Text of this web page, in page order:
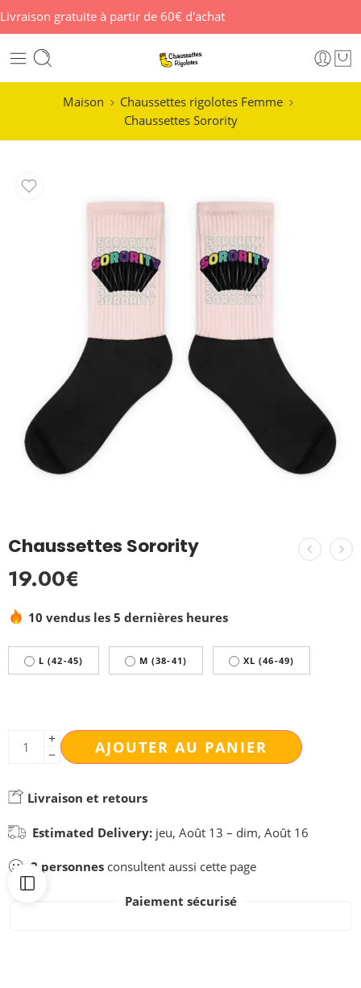
Livraison gratuite à partir de 60€ d'achat
Maison
Chaussettes rigolotes Femme
Chaussettes Sorority
Chaussettes Sorority
19.00€
10 vendus les 5 dernières heures
L (42-45) M (38-41) XL (46-49)
AJOUTER AU PANIER
Livraison et retours
Estimated Delivery: jeu, Août 13 – dim, Août 16
2 personnes consultent aussi cette page
Paiement sécurisé